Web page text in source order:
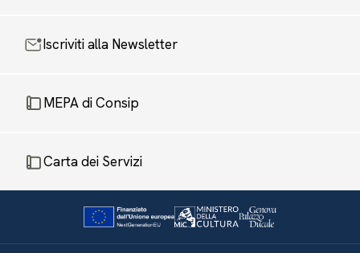
Iscriviti alla Newsletter
MEPA di Consip
Carta dei Servizi